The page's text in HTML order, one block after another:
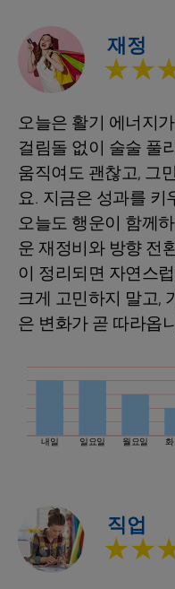
재정
내일 일요일 월요일
오늘은 활기 에너지
걸림돌 없이 술술 풀
움직여도 괜찮고, 그
요. 지금은 성과를 키
오늘도 행운이 함께
운 재정비와 방향 전
이 정리되면 자연스
크게 고민하지 말고,
은 변화가 곧 따라옵
직업